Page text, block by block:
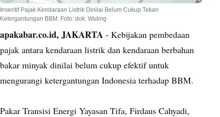
Insentif Pajak Kendaraan Listrik Dinilai Belum Cukup Tekan
Ketergantungan BBM. Foto: dok. Wuling
apakabar.co.id, JAKARTA - Kebijakan pembedaan
pajak antara kendaraan listrik dan kendaraan berbahan
bakar minyak dinilai belum cukup efektif untuk
mengurangi ketergantungan Indonesia terhadap BBM.
Pakar Transisi Energi Yayasan Tifa, Firdaus Cahyadi,